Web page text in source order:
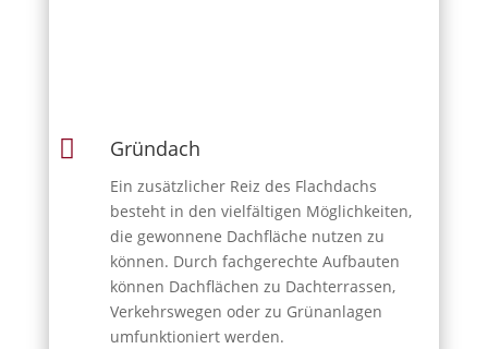
 Gründach
Ein zusätzlicher Reiz des Flachdachs
besteht in den vielfältigen Möglichkeiten,
die gewonnene Dachfläche nutzen zu
können. Durch fachgerechte Aufbauten
können Dachflächen zu Dachterrassen,
Verkehrswegen oder zu Grünanlagen
umfunktioniert werden.